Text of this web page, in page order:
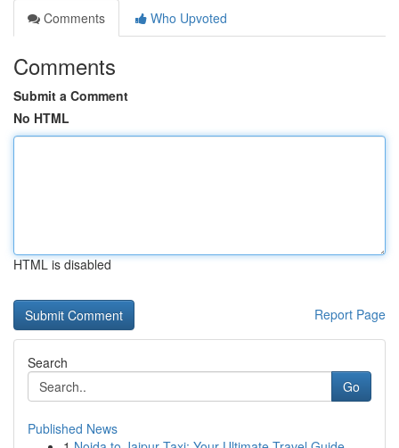
Comments
Who Upvoted
Comments
Submit a Comment
No HTML
HTML is disabled
Report Page
Search
Go
Published News